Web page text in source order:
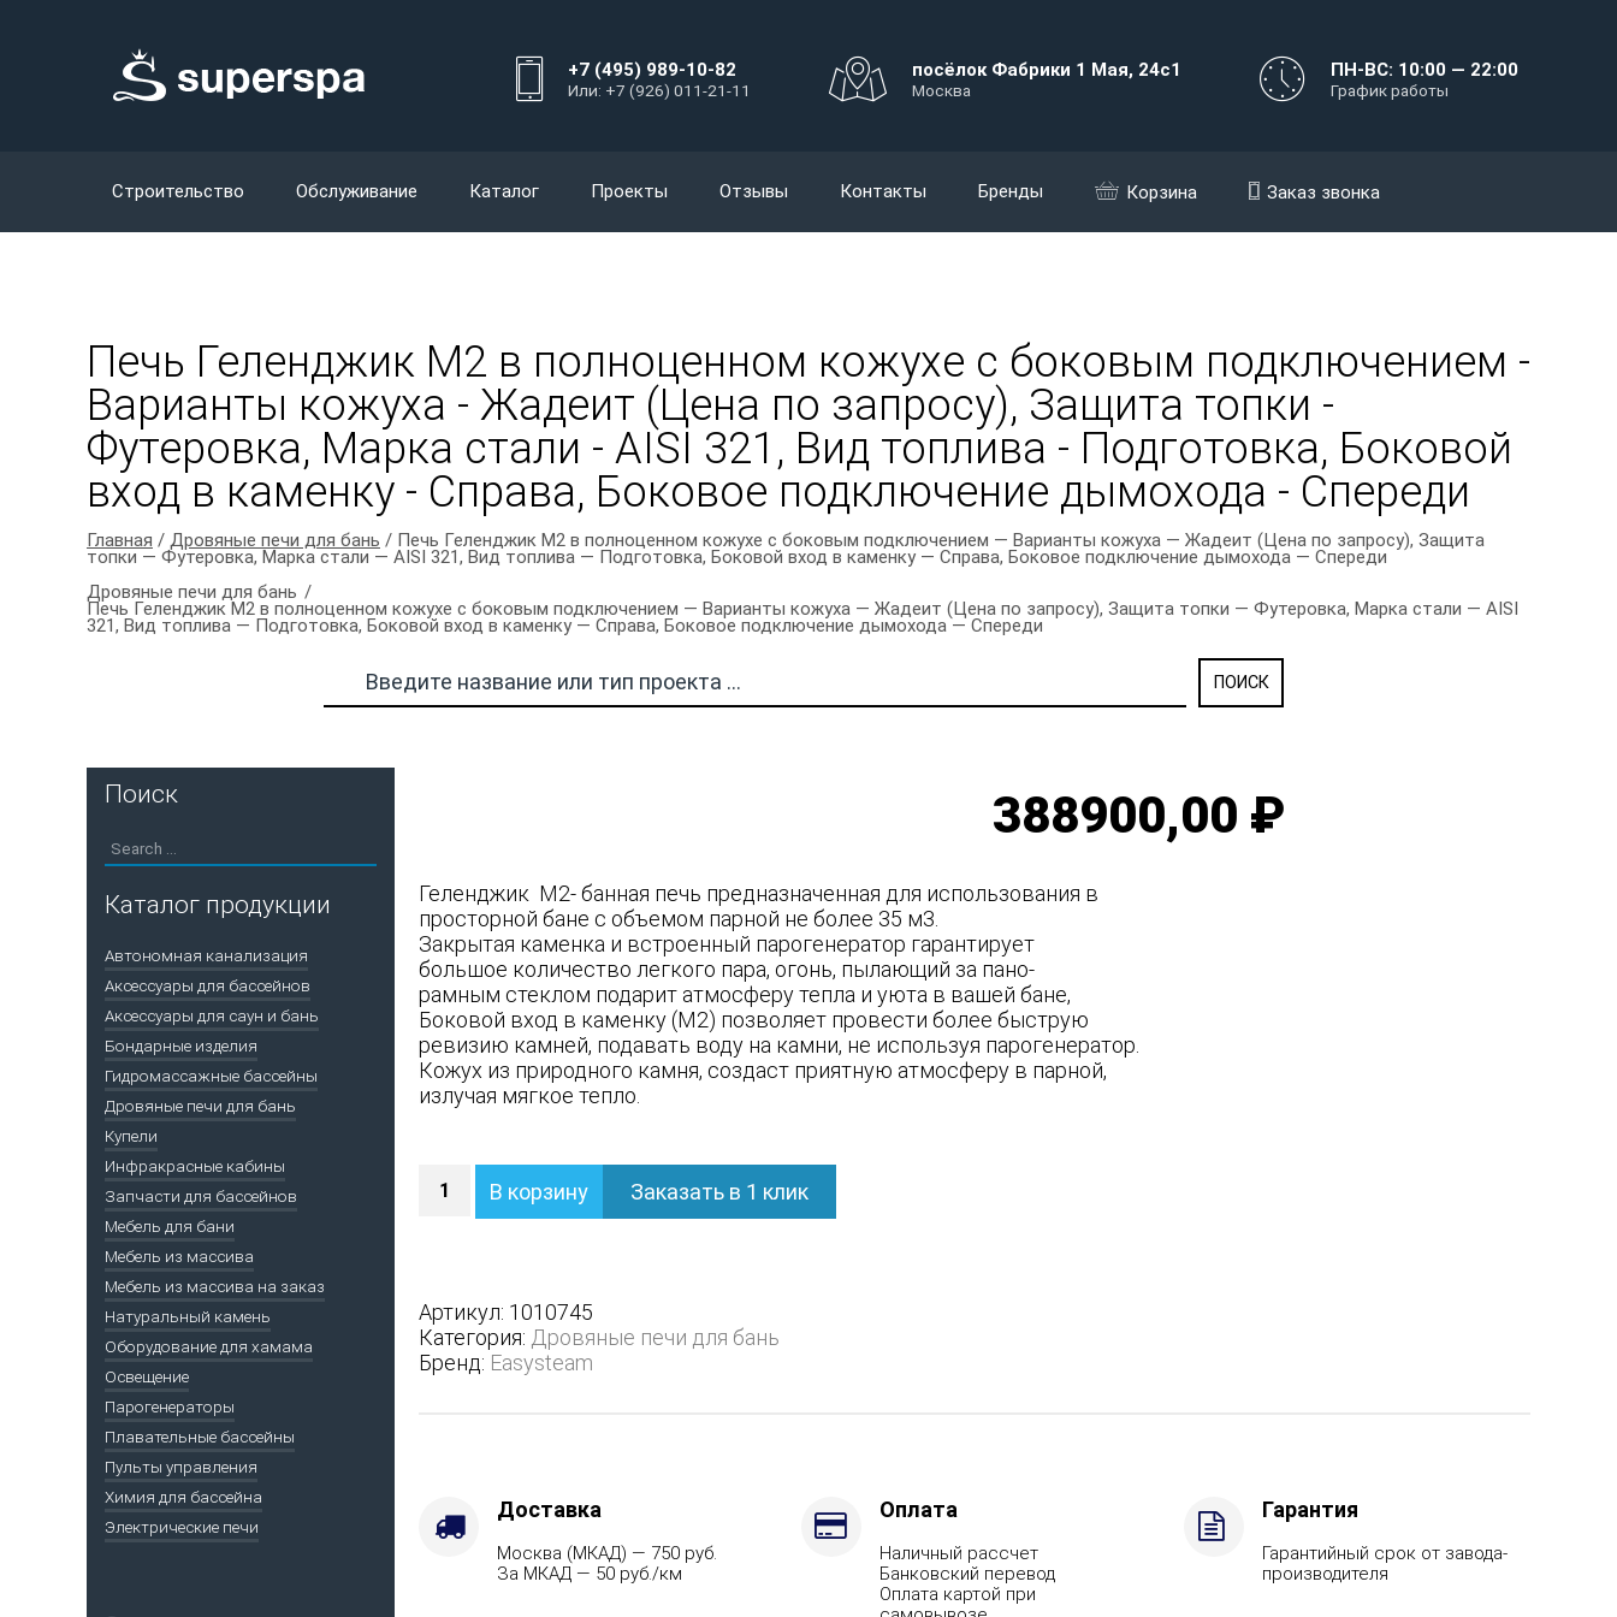
+7 (495) 989-10-82
Или: +7 (926) 011-21-11
посёлок Фабрики 1 Мая, 24с1
Москва
ПН-ВС: 10:00 — 22:00
График работы
Строительство Обслуживание Каталог Проекты Отзывы Контакты Бренды Корзина Заказ звонка
Печь Геленджик М2 в полноценном кожухе с боковым подключением -
Варианты кожуха - Жадеит (Цена по запросу), Защита топки -
Футеровка, Марка стали - AISI 321, Вид топлива - Подготовка, Боковой
вход в каменку - Справа, Боковое подключение дымохода - Спереди
Главная / Дровяные печи для бань / Печь Геленджик М2 в полноценном кожухе с боковым подключением — Варианты кожуха — Жадеит (Цена по запросу), Защита
топки — Футеровка, Марка стали — AISI 321, Вид топлива — Подготовка, Боковой вход в каменку — Справа, Боковое подключение дымохода — Спереди
Дровяные печи для бань
Печь Геленджик М2 в полноценном кожухе с боковым подключением — Варианты кожуха — Жадеит (Цена по запросу), Защита топки — Футеровка, Марка стали — AISI
321, Вид топлива — Подготовка, Боковой вход в каменку — Справа, Боковое подключение дымохода — Спереди
388900,00 ₽
Геленджик М2- банная печь предназначенная для использования в
просторной бане с объемом парной не более 35 м3.
Закрытая каменка и встроенный парогенератор гарантирует
большое количество легкого пара, огонь, пылающий за пано-
рамным стеклом подарит атмосферу тепла и уюта в вашей бане,
Боковой вход в каменку (М2) позволяет провести более быструю
ревизию камней, подавать воду на камни, не используя парогенератор.
Кожух из природного камня, создаст приятную атмосферу в парной,
излучая мягкое тепло.
Печь
Геленджик
полноценном
кожухе
с
боковым
Жадеит
В корзину Заказать в 1 клик
Артикул: 1010745
Категория: Дровяные печи для бань
Бренд: Easysteam
Доставка
Москва (МКАД) — 750 руб.
За МКАД — 50 руб./км
Оплата
Наличный рассчет
Банковский перевод
Оплата картой при
Гарантия
Гарантийный срок от завода-
производителя
Поиск
Каталог продукции
Автономная канализация
Аксессуары для бассейнов
Аксессуары для саун и бань
Бондарные изделия
Гидромассажные бассейны
Дровяные печи для бань
Купели
Инфракрасные кабины
Запчасти для бассейнов
Мебель для бани
Мебель из массива
Мебель из массива на заказ
Натуральный камень
Оборудование для хамама
Освещение
Парогенераторы
Плавательные бассейны
Пульты управления
Химия для бассейна
Электрические печи